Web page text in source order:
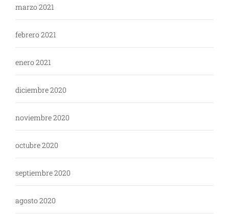
marzo 2021
febrero 2021
enero 2021
diciembre 2020
noviembre 2020
octubre 2020
septiembre 2020
agosto 2020